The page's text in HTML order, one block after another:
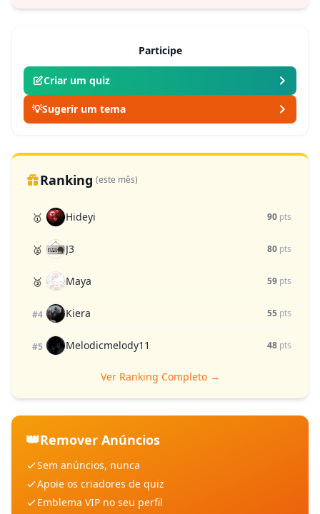
Participe
Criar um quiz
💡Sugerir um tema
Ranking (este mês)
🥇 Hideyi 90 pts
🥈 J3 80 pts
🥉 Maya 59 pts
#4 Kiera 55 pts
#5 Melodicmelody11 48 pts
Ver Ranking Completo →
👑Remover Anúncios
Sem anúncios, nunca
Apoie os criadores de quiz
Emblema VIP no seu perfil